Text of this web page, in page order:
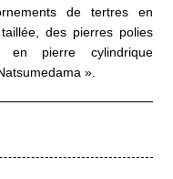
de tertres en
des pierres polies
pierre cylindrique
».